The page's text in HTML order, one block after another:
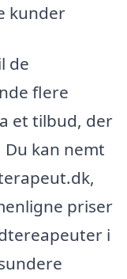
kunder
de
flere
et tilbud, der
kan nemt
priser
i